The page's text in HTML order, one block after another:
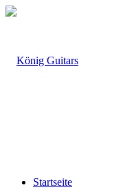
Startseite